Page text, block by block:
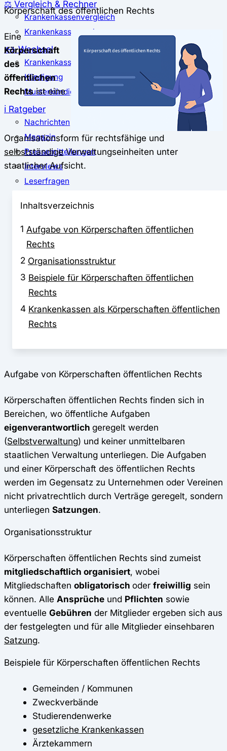
⚖️ Vergleich & Rechner
Krankenkassenvergleich
Krankenkassenrechner
↔ Wechsel
Krankenkassenwechsel
Kündigung
Musterkündigung
ℹ Ratgeber
Nachrichten
Magazin
Pressemitteilungen
Interviews
Leserfragen
Körperschaft des öffentlichen Rechts
Eine
Körperschaft
des
öffentlichen
Rechtsist eine
Organisationsform für rechtsfähige und
selbstständigeVerwaltungseinheiten unter
staatlicher Aufsicht.
Inhaltsverzeichnis
1 Aufgabe von Körperschaften öffentlichen
Rechts
2 Organisationsstruktur
3 Beispiele für Körperschaften öffentlichen
Rechts
4 Krankenkassen als Körperschaften öffentlichen
Rechts
Aufgabe von Körperschaften öffentlichen Rechts
Körperschaften öffentlichen Rechts finden sich in
Bereichen, wo öffentliche Aufgaben
eigenverantwortlich geregelt werden
(Selbstverwaltung) und keiner unmittelbaren
staatlichen Verwaltung unterliegen. Die Aufgaben
und einer Körperschaft des öffentlichen Rechts
werden im Gegensatz zu Unternehmen oder Vereinen
nicht privatrechtlich durch Verträge geregelt, sondern
unterliegen Satzungen.
Organisationsstruktur
Körperschaften öffentlichen Rechts sind zumeist
mitgliedschaftlich organisiert, wobei
Mitgliedschaften obligatorisch oder freiwillig sein
können. Alle Ansprüche und Pflichten sowie
eventuelle Gebühren der Mitglieder ergeben sich aus
der festgelegten und für alle Mitglieder einsehbaren
Satzung.
Beispiele für Körperschaften öffentlichen Rechts
Gemeinden / Kommunen
Zweckverbände
Studierendenwerke
gesetzliche Krankenkassen
Ärztekammern